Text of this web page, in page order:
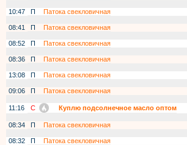
10:47
П
Патока свекловичная
08:41
П
Патока свекловичная
08:52
П
Патока свекловичная
08:36
П
Патока свекловичная
13:08
П
Патока свекловичная
09:06
П
Патока свекловичная
11:16
С
Куплю подсолнечное масло оптом
08:34
П
Патока свекловичная
08:32
П
Патока свекловичная